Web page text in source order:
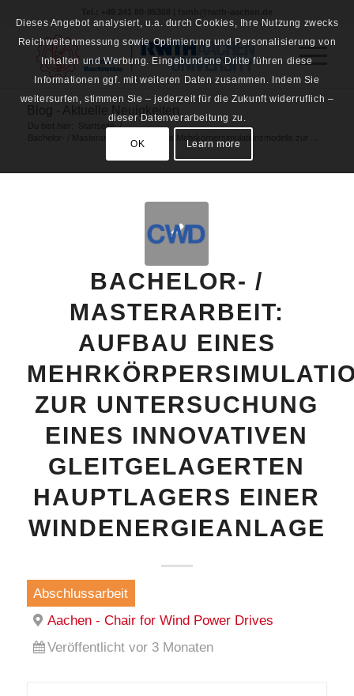
Startseite /
BACHELOR- /
MASTERARBEIT:
AUFBAU EINES
ZUR UNTERSUCHUNG
EINES INNOVATIVEN
GLEITGELAGERTEN
HAUPTLAGERS EINER
WINDENERGIEANLAGE
Abschlussarbeit
Aachen - Chair for Wind Power Drives
Veröffentlicht vor 3 Monaten
Dieses Angebot analysiert, u.a. durch Cookies, Ihre Nutzung zwecks
Reichweitenmessung sowie Optimierung und Personalisierung von
Inhalten und Werbung. Eingebundene Dritte führen diese
Informationen ggf. mit weiteren Daten zusammen. Indem Sie
weitersurfen, stimmen Sie – jederzeit für die Zukunft widerruflich –
dieser Datenverarbeitung zu.
OK Learn more